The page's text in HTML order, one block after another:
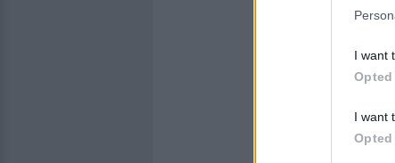
I want
Opted
I want
Opted